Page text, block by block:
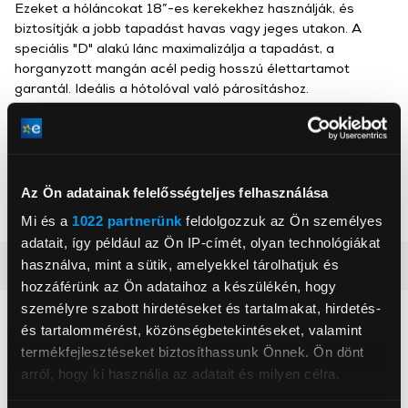
Az Ön adatainak felelősségteljes felhasználása
Mi és a 1022 partnerünk feldolgozzuk az Ön személyes
adatait, így például az Ön IP-címét, olyan technológiákat
használva, mint a sütik, amelyekkel tárolhatjuk és
hozzáférünk az Ön adataihoz a készülékén, hogy
személyre szabott hirdetéseket és tartalmakat, hirdetés-
és tartalommérést, közönségbetekintéseket, valamint
termékfejlesztéseket biztosíthassunk Önnek. Ön dönt
arról, hogy ki használja az adatait és milyen célra.
, ,
Ezeket a hóláncokat 18”-es kerekekhez használják, és
biztosítják a jobb tapadást havas vagy jeges utakon. A
speciális "D" alakú lánc maximalizálja a tapadást, a
horganyzott mangán acél pedig hosszú élettartamot
garantál. Ideális a hótolóval való párosításhoz.
Részletes ismertető
Neked ajánljuk